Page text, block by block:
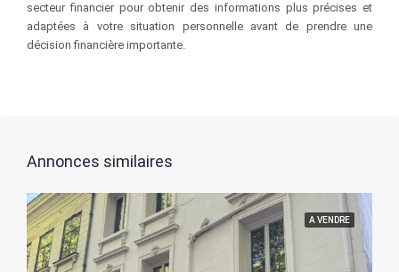
secteur financier pour obtenir des informations plus précises et
adaptées à votre situation personnelle avant de prendre une
décision financière importante.
Annonces similaires
A VENDRE